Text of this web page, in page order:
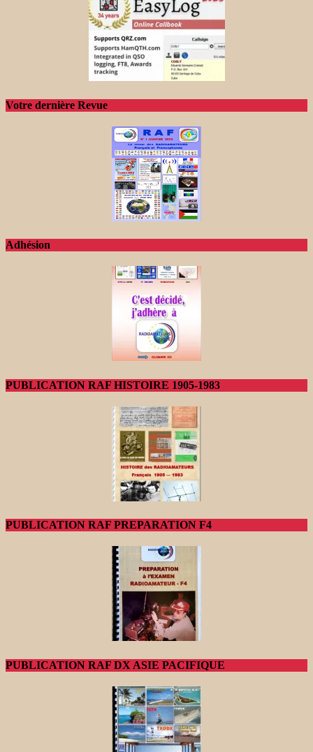
Votre dernière Revue
Adhésion
PUBLICATION RAF HISTOIRE 1905-1983
PUBLICATION RAF PREPARATION F4
PUBLICATION RAF DX ASIE PACIFIQUE